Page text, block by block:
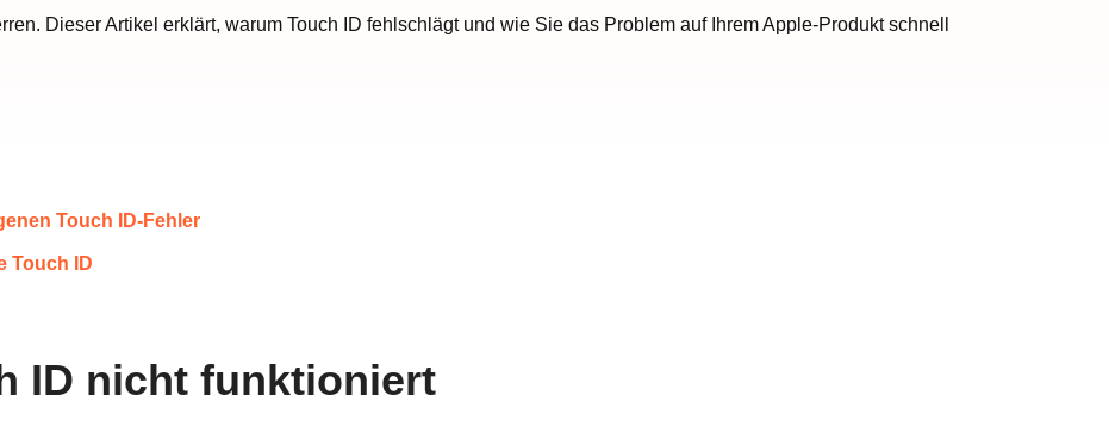
Dieser Artikel erklärt, warum Touch ID fehlschlägt und wie Sie das Problem auf Ihrem Apple-Produkt schnell
Touch ID-Fehler
Touch ID
ID nicht funktioniert